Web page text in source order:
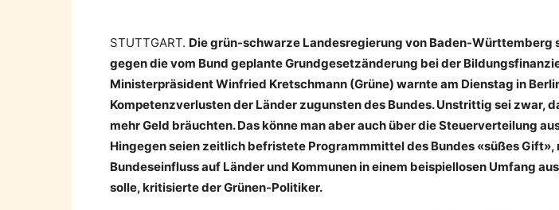
STUTTGART. Die grün-schwarze Landesregierung von Baden-Württemberg
gegen die vom Bund geplante Grundgesetzänderung bei der
Ministerpräsident Winfried Kretschmann (Grüne) warnte am Dienstag in
Kompetenzverlusten der Länder zugunsten des Bundes. Unstrittig sei zwar,
mehr Geld bräuchten. Das könne man aber auch über die Steuerverteilung
Hingegen seien zeitlich befristete Programmmittel des Bundes «süßes Gift»,
Bundeseinfluss auf Länder und Kommunen in einem beispiellosen Umfang
solle, kritisierte der Grünen-Politiker.